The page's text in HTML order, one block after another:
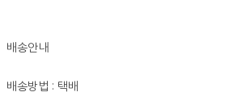
배송안내
배송방법 : 택배